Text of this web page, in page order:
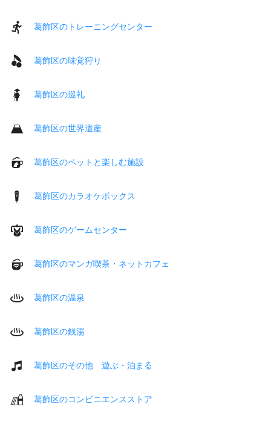
葛飾区のトレーニングセンター
葛飾区の味覚狩り
葛飾区の巡礼
葛飾区の世界遺産
葛飾区のペットと楽しむ施設
葛飾区のカラオケボックス
葛飾区のゲームセンター
葛飾区のマンガ喫茶・ネットカフェ
葛飾区の温泉
葛飾区の銭湯
葛飾区のその他 遊ぶ・泊まる
葛飾区のコンビニエンスストア